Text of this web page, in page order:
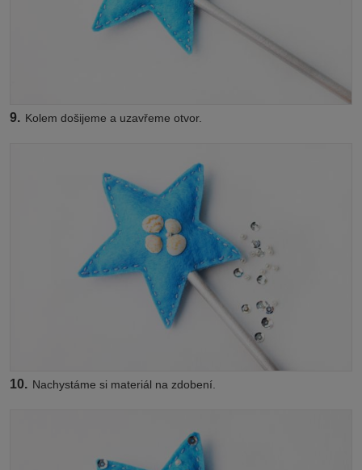
9. Kolem došijeme a uzavřeme otvor.
10. Nachystáme si materiál na zdobení.